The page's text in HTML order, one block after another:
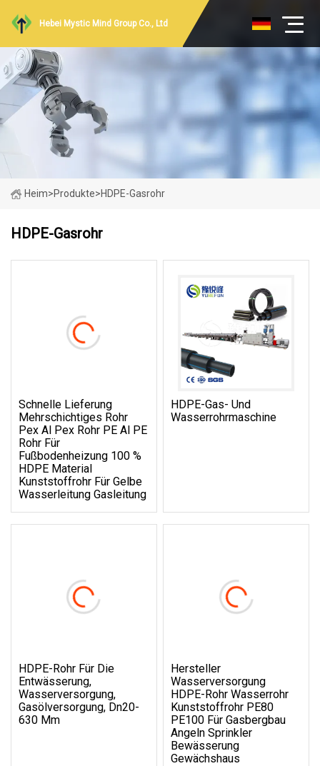
Hebei Mystic Mind Group Co., Ltd
Heim>Produkte>HDPE-Gasrohr
HDPE-Gasrohr
Schnelle Lieferung
Mehrschichtiges Rohr
Pex Al Pex Rohr PE Al PE
Rohr Für
Fußbodenheizung 100 %
HDPE Material
Kunststoffrohr Für Gelbe
Wasserleitung Gasleitung
HDPE-Gas- Und
Wasserrohrmaschine
HDPE-Rohr Für Die
Entwässerung,
Wasserversorgung,
Gasölversorgung, Dn20-
630 Mm
Hersteller
Wasserversorgung
HDPE-Rohr Wasserrohr
Kunststoffrohr PE80
PE100 Für Gasbergbau
Angeln Sprinkler
Bewässerung
Gewächshaus